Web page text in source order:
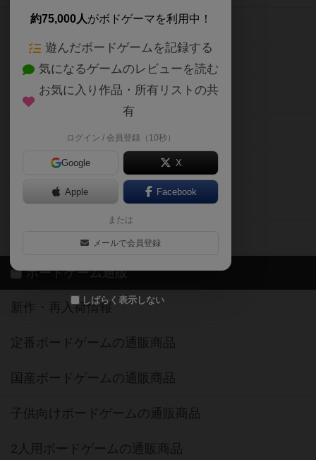
約75,000人がボドゲーマを利用中！
遊んだボードゲームを記録する
気になるゲームのレビューを読む
お気に入り作品・所有リストの共
有
ログイン / 会員登録（10秒）
Google X
Apple Facebook
または
メールで会員登録
しばらく表示しない
ボードゲームの新着レビュー
ボードゲーム会情報
メカニクス特集
掲示板・トピックス
ボドとも・会員一覧
ボードゲーム業界コラム
ボドゲーマご利用案内
ボードゲーム通販
新作・再入荷情報
定番ボードゲームの通販商品
国産ボードゲームの通販商品
子供向けボードゲームの通販商品
2人用ボードゲームの通販商品